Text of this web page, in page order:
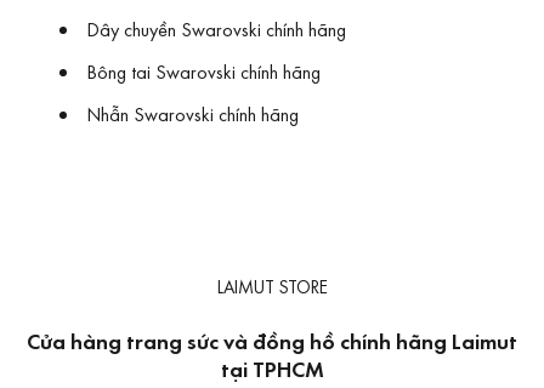
Dây chuyền Swarovski chính hãng
Bông tai Swarovski chính hãng
Nhẫn Swarovski chính hãng
LAIMUT STORE
Cửa hàng trang sức và đồng hồ chính hãng Laimut
tại TPHCM